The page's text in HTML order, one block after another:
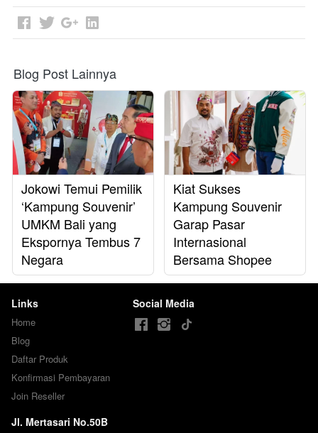
Blog Post Lainnya
Jokowi Temui Pemilik
‘Kampung Souvenir’
UMKM Bali yang
Ekspornya Tembus 7
Negara
Kiat Sukses
Kampung Souvenir
Garap Pasar
Internasional
Bersama Shopee
Links
Home
Blog
Daftar Produk
Konfirmasi Pembayaran
Join Reseller
Social Media
Jl. Mertasari No.50B